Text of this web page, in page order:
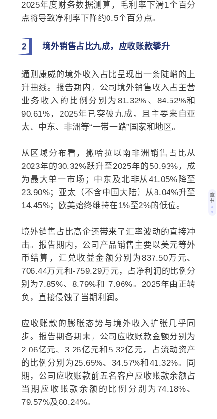
2025年度财务数据测算，毛利率下滑1个百分
点将导致净利率下降约0.5个百分点。
2 境外销售占比九成，应收账款攀升
通则康威的境外收入占比呈现出一条陡峭的上
升曲线。报告期内，公司境外销售收入占主营
业务收入的比例分别为81.32%、84.52%和
90.61%，2025年已突破九成，且主要来自亚
太、 中东、非洲等“一带一路”国家和地区。
从区域分布看，撒哈拉以南非洲销售占比从
2023年的30.32%跃升至2025年的50.93%，成
为最大单一市场；中东及北非从41.05%降至
23.90%；亚太（不含中国大陆）从8.04%升至
14.45%；欧美始终维持在1%至2%的低位。
境外销售占比高企还带来了汇率波动的直接冲
击。报告期内，公司产品销售主要以美元等外
币结算，汇兑收益金额分别为837.50万元、
706.44万元和-759.29万元，占净利润的比例分
别为7.85%、8.79%和-7.96%。2025年由正转
负，直接侵蚀了当期利润。
应收账款的膨胀态势与境外收入扩张几乎同
步。报告期各期末，公司应收账款金额分别为
2.06亿元、3.26亿元和5.32亿元，占流动资产
的比例分别为25.65%、34.57%和41.32%。同
期，公司应收账款前五名客户应收账款余额占
当期应收账款余额的比例分别为74.18%、
79.57%及80.24%。
章
节